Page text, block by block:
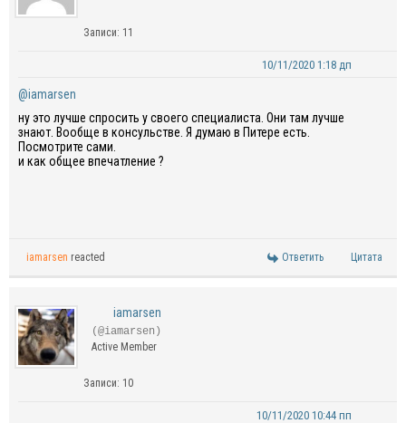
Записи: 11
10/11/2020 1:18 дп
@iamarsen
ну это лучше спросить у своего специалиста. Они там лучше
знают. Вообще в консульстве. Я думаю в Питере есть.
Посмотрите сами.
и как общее впечатление ?
iamarsen reacted Ответить Цитата
iamarsen
(@iamarsen)
Active Member
Записи: 10
10/11/2020 10:44 пп